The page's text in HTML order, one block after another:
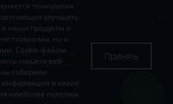
© 2019-2026
и поддержкаMIG STUDIO
технология
улучшать
наши продукты и
только мы, но и
Cookie-файлы
нашего веб-
собираем
информация и какие
наиболее полезны
Принять